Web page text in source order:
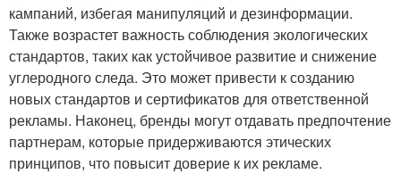
кампаний, избегая манипуляций и дезинформации.
Также возрастет важность соблюдения экологических
стандартов, таких как устойчивое развитие и снижение
углеродного следа. Это может привести к созданию
новых стандартов и сертификатов для ответственной
рекламы. Наконец, бренды могут отдавать предпочтение
партнерам, которые придерживаются этических
принципов, что повысит доверие к их рекламе.